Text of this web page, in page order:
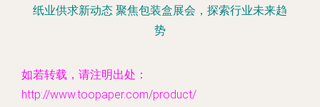
纸业供求新动态 聚焦包装盒展会，探索行业未来趋
势
如若转载，请注明出处：
http://www.toopaper.com/product/